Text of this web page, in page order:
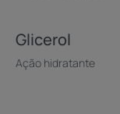
Glicerol
Ação hidratante